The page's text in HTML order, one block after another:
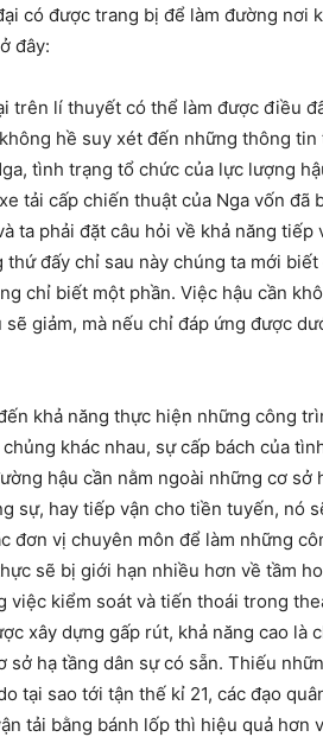
có được trang bị để làm đường
đây:
trên lí thuyết có thể làm được điều
hề suy xét đến những thông
tình trạng tổ chức của lực lượng
tải cấp chiến thuật của Nga vốn
ta phải đặt câu hỏi về khả năng
đấy chỉ sau này chúng ta mới
chỉ biết một phần. Việc hậu cần
giảm, mà nếu chỉ đáp ứng được
khả năng thực hiện những công
khác nhau, sự cấp bách của
hậu cần nằm ngoài những cơ
sự, hay tiếp vận cho tiền tuyến, nó
đơn vị chuyên môn để làm những
sẽ bị giới hạn nhiều hơn về tầm
kiểm soát và tiến thoái trong
xây dựng gấp rút, khả năng cao
hạ tầng dân sự có sẵn. Thiếu
tại sao tới tận thế kỉ 21, các đạo
tải bằng bánh lốp thì hiệu quả hơn